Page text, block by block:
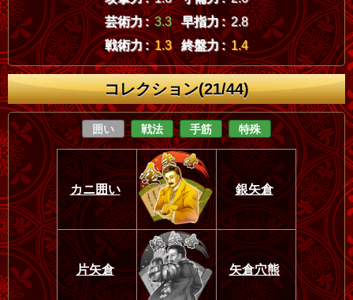
芸術力 : 3.3 早指力 : 2.8
戦術力 : 1.3 終盤力 : 1.4
コレクション(21/44)
囲い 戦法 手筋 特殊
カニ囲い 銀矢倉
片矢倉 矢倉穴熊